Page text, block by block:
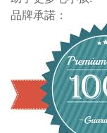
品牌承諾：